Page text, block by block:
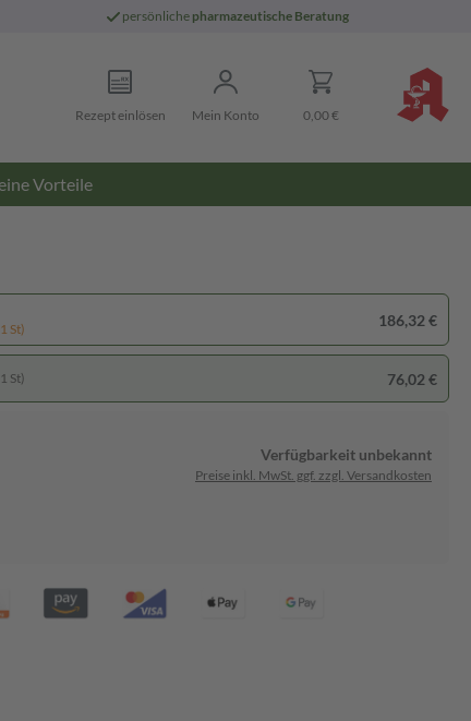
persönliche pharmazeutische Beratung
Rezept einlösen Mein Konto 0,00 €
Vorteile
St)
186,32 €
St) 76,02 €
Verfügbarkeit unbekannt
Preise inkl. MwSt. ggf. zzgl. Versandkosten